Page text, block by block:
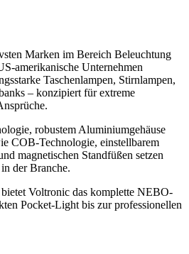
Marken im Bereich Beleuchtung
amerikanische Unternehmen
Taschenlampen, Stirnlampen,
– konzipiert für extreme
robustem Aluminiumgehäuse
COB-Technologie, einstellbarem
magnetischen Standfüßen setzen
der Branche.
Voltronic das komplette NEBO-
Pocket-Light bis zur professionellen